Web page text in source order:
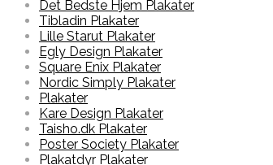
Det Bedste Hjem Plakater
Tibladin Plakater
Lille Starut Plakater
Egly Design Plakater
Square Enix Plakater
Nordic Simply Plakater
Plakater
Kare Design Plakater
Taisho.dk Plakater
Poster Society Plakater
Plakatdyr Plakater